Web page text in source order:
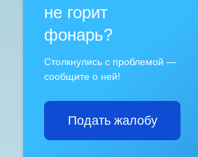
не горит
фонарь?
Столкнулись с проблемой —
сообщите о ней!
Подать жалобу